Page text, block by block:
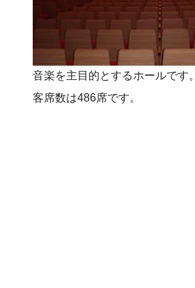
音楽を主目的とするホールです。
客席数は486席です。